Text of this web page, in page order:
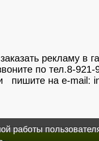
рекламу в
по тел.8-
пишите на e-mail:
работы